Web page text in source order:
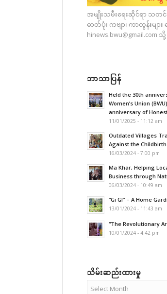
အမျိုးသမီးရေးဆိုင်ရာ သတင်း
ဓာတ်ပုံ၊ ကဗျာ၊ ကာတွန်းမျာ
hinews.bwu@gmail.com သို့
ဘာသာပြန်
Held the 30th
Women’s Union
anniversary of
11/01/2025 - 11:12 am
Outdated Villages
Against the Childbirth
16/03/2024 - 7:00 pm
Ma Khar, Helping
Business through
06/03/2024 - 10:49 am
“Gi GI” – A Home
13/01/2024 - 11:43 am
“The Revolutionary
10/01/2024 - 4:42 pm
သိမ်းဆည်းထားမှု